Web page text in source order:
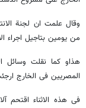
وقال علمت ان لجنة
من یومین بتاجیل اجراء
هذاو کما نقلت وسائل
المصریین فی الخارج
فی هذه الاثناء اقتحم